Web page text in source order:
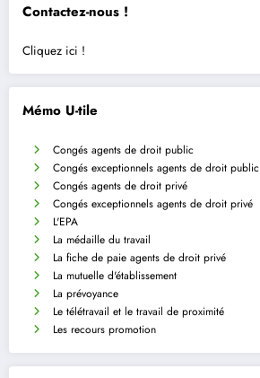
Contactez-nous !
Cliquez ici !
Mémo U-tile
Congés agents de droit public
Congés exceptionnels agents de droit public
Congés agents de droit privé
Congés exceptionnels agents de droit privé
L'EPA
La médaille du travail
La fiche de paie agents de droit privé
La mutuelle d'établissement
La prévoyance
Le télétravail et le travail de proximité
Les recours promotion